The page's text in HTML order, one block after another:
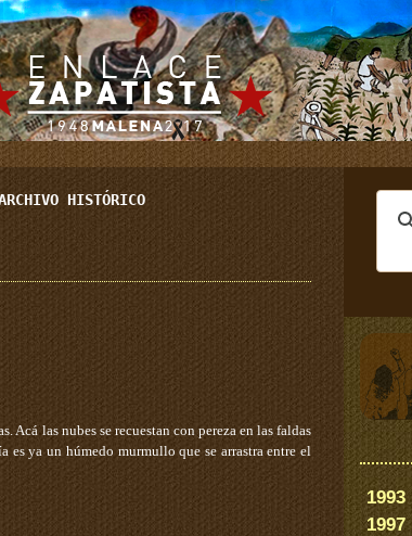
HISTÓRICO
Acá las nubes se recuestan con pereza en las faldas
ya un húmedo murmullo que se arrastra entre el
1993
1997